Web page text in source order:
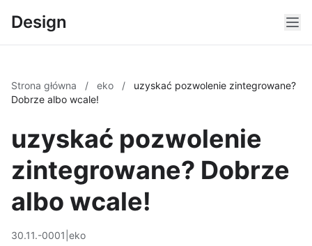
Design
Strona główna / eko /
uzyskać pozwolenie zintegrowane?
Dobrze albo wcale!
uzyskać pozwolenie
zintegrowane? Dobrze
albo wcale!
30.11.-0001 eko